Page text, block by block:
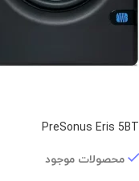
PreSonus Eris 5BT
محصولات موجود